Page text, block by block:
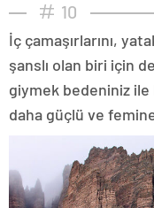
10
İç çamaşırlarını,
şanslı olan biri için
giymek bedeniniz ile
daha güçlü ve